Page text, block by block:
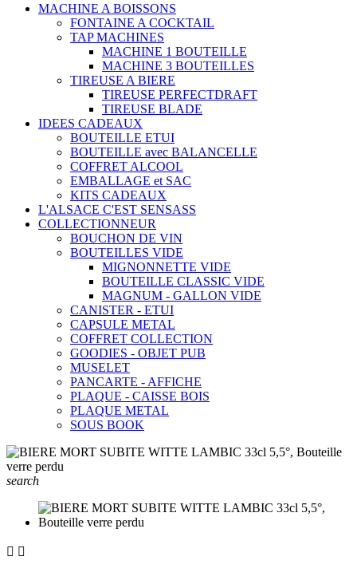
MACHINE A BOISSONS
FONTAINE A COCKTAIL
TAP MACHINES
MACHINE 1 BOUTEILLE
MACHINE 3 BOUTEILLES
TIREUSE A BIERE
TIREUSE PERFECTDRAFT
TIREUSE BLADE
IDEES CADEAUX
BOUTEILLE ETUI
BOUTEILLE avec BALANCELLE
COFFRET ALCOOL
EMBALLAGE et SAC
KITS CADEAUX
L'ALSACE C'EST SENSASS
COLLECTIONNEUR
BOUCHON DE VIN
BOUTEILLES VIDE
MIGNONNETTE VIDE
BOUTEILLE CLASSIC VIDE
MAGNUM - GALLON VIDE
CANISTER - ETUI
CAPSULE METAL
COFFRET COLLECTION
GOODIES - OBJET PUB
MUSELET
PANCARTE - AFFICHE
PLAQUE - CAISSE BOIS
PLAQUE METAL
SOUS BOOK
search
 